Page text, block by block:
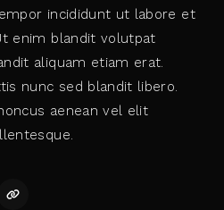
incididunt ut labore et
enim blandit volutpat
aliquam etiam erat.
nunc sed blandit libero.
aenean vel elit